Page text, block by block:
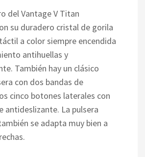
del Vantage V Titan
su duradero cristal de gorila
a color siempre encendida
antihuellas y
También hay un clásico
con dos bandas de
cinco botones laterales con
antideslizante. La pulsera
se adapta muy bien a